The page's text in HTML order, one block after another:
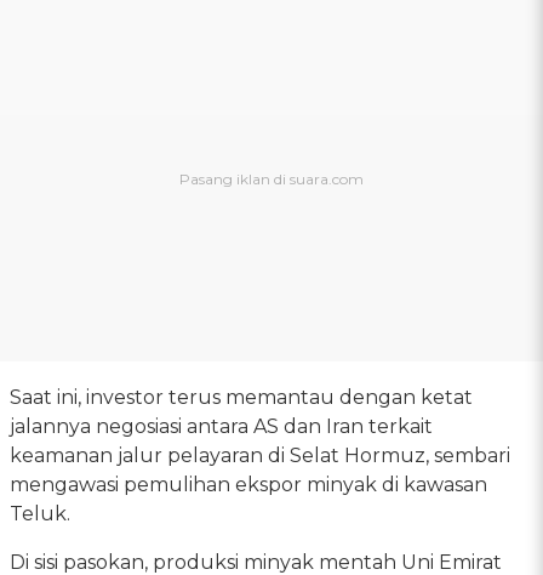
Saat ini, investor terus memantau dengan ketat
jalannya negosiasi antara AS dan Iran terkait
keamanan jalur pelayaran di Selat Hormuz, sembari
mengawasi pemulihan ekspor minyak di kawasan
Teluk.
Di sisi pasokan, produksi minyak mentah Uni Emirat